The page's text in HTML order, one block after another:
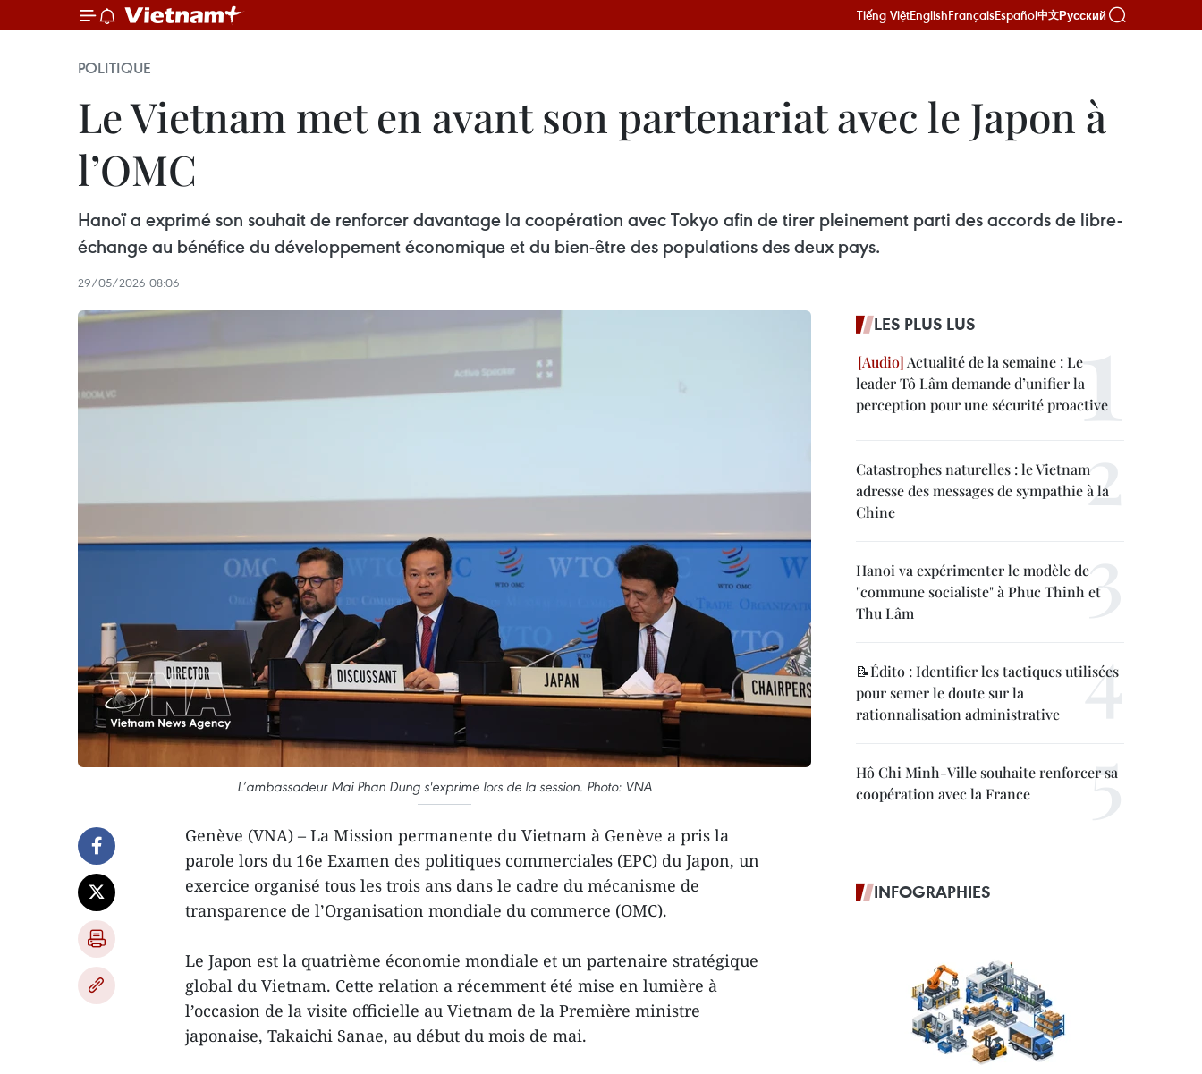
Tiếng ViệtEnglishFrançaisEspañol中文Русский
POLITIQUE
Le Vietnam met en avant son partenariat avec le Japon à
l’OMC
Hanoï a exprimé son souhait de renforcer davantage la coopération avec Tokyo afin de tirer pleinement parti des accords de libre-
échange au bénéfice du développement économique et du bien-être des populations des deux pays.
29/05/2026 08:06
L’ambassadeur Mai Phan Dung s'exprime lors de la session. Photo: VNA
Genève (VNA) – La Mission permanente du Vietnam à Genève a pris la
parole lors du 16e Examen des politiques commerciales (EPC) du Japon, un
exercice organisé tous les trois ans dans le cadre du mécanisme de
transparence de l’Organisation mondiale du commerce (OMC).
Le Japon est la quatrième économie mondiale et un partenaire stratégique
global du Vietnam. Cette relation a récemment été mise en lumière à
l’occasion de la visite officielle au Vietnam de la Première ministre
japonaise, Takaichi Sanae, au début du mois de mai.
LES PLUS LUS
Actualité de la semaine : Le
leader Tô Lâm demande d’unifier la
perception pour une sécurité proactive
Catastrophes naturelles : le Vietnam
adresse des messages de sympathie à la
Chine
Hanoi va expérimenter le modèle de
"commune socialiste" à Phuc Thinh et
Thu Lâm
📝Édito : Identifier les tactiques utilisées
pour semer le doute sur la
rationnalisation administrative
Hô Chi Minh-Ville souhaite renforcer sa
coopération avec la France
INFOGRAPHIES